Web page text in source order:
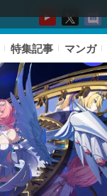
特集記事 マンガ